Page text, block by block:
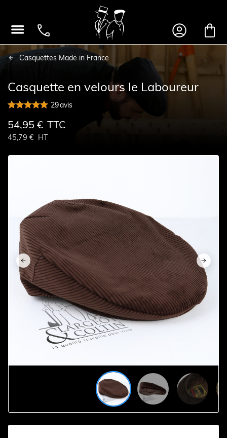
   
Casquettes Made in France
Casquette en velours le Laboureur
29avis
54,95 € TTC
45,79 € HT
 
 
 
 
 
 